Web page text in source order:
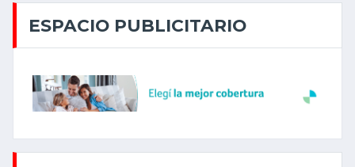
ESPACIO PUBLICITARIO